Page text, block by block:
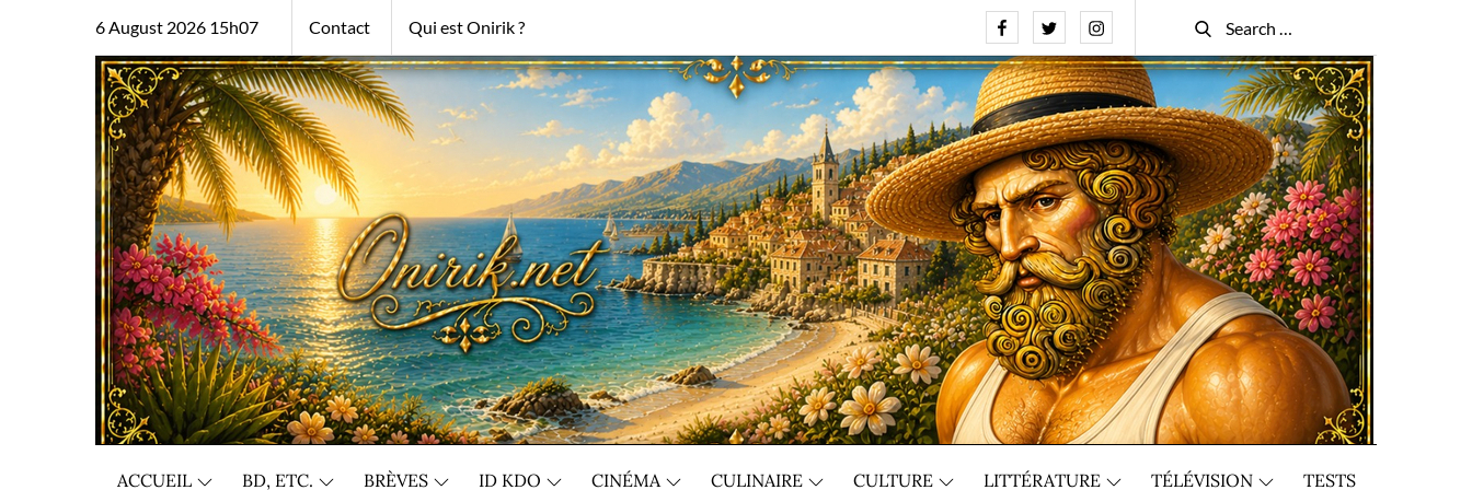
6 August 2026 15h07 Contact Qui est Onirik ? FacebookTwitterInstagram
Search
for:
Search
ACCUEIL BD, ETC. BRÈVES ID KDO CINÉMA CULINAIRE CULTURE LITTÉRATURE TÉLÉVISION TESTS